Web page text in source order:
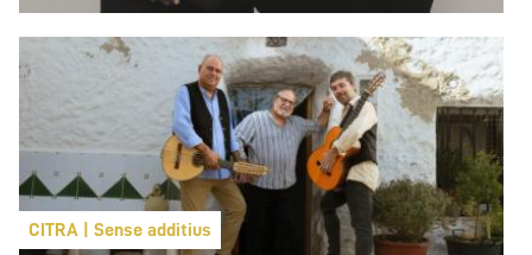
CITRA | Sense additius